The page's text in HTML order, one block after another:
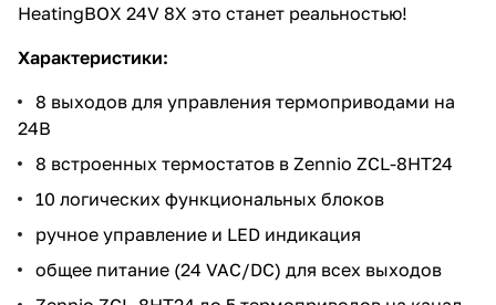
HeatingBOX 24V 8X это станет реальностью!
Характеристики:
8 выходов для управления термоприводами на
24В
8 встроенных термостатов в Zennio ZCL-8HT24
10 логических функциональных блоков
ручное управление и LED индикация
общее питание (24 VAC/DC) для всех выходов